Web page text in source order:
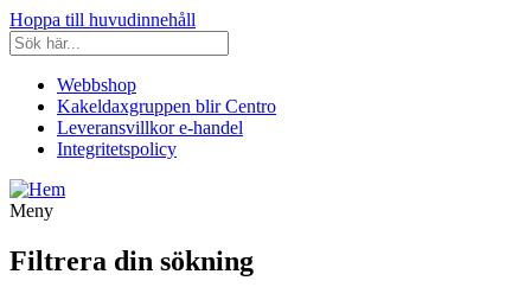
Hoppa till huvudinnehåll
Webbshop
Kakeldaxgruppen blir Centro
Leveransvillkor e-handel
Integritetspolicy
Meny
Filtrera din sökning